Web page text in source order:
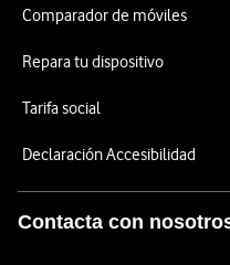
Comparador de móviles
Repara tu dispositivo
Tarifa social
Declaración Accesibilidad
Contacta con